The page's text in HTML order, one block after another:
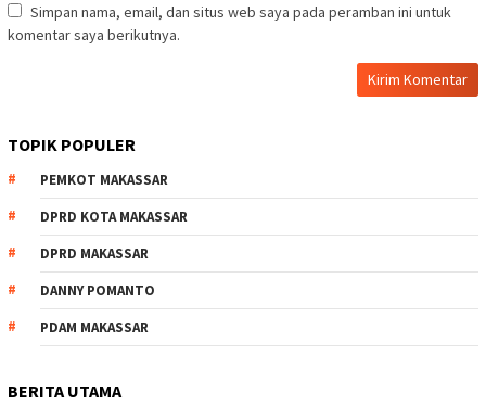
Simpan nama, email, dan situs web saya pada peramban ini untuk
komentar saya berikutnya.
TOPIK POPULER
PEMKOT MAKASSAR
DPRD KOTA MAKASSAR
DPRD MAKASSAR
DANNY POMANTO
PDAM MAKASSAR
BERITA UTAMA